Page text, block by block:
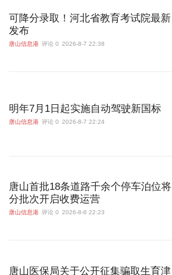
可降分录取！河北省教育考试院最新
发布
唐山信息港 评论 0 2026-8-7 22:38
明年7月1日起实施自动驾驶新国标
唐山信息港 评论 0 2026-8-7 22:24
唐山首批18条道路千余个停车泊位将
分批次开启收费运营
唐山信息港 评论 0 2026-8-6 22:23
唐山医保局关于公开征集骗取生育津